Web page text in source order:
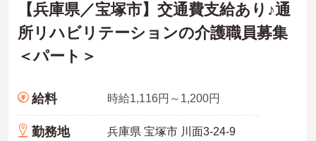
【兵庫県／宝塚市】交通費支給あり♪通
所リハビリテーションの介護職員募集
＜パート＞
給料 時給1,116円～1,200円
勤務地 兵庫県 宝塚市 川面3-24-9